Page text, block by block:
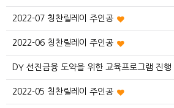
2022-07 칭찬릴레이 주인공
2022-06 칭찬릴레이 주인공
DY 선진금융 도약을 위한 교육프로그램 진행
2022-05 칭찬릴레이 주인공